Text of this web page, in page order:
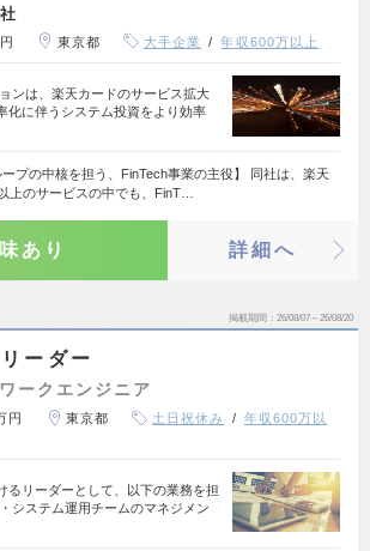
東京都 大手企業 年収600万以上
ンは、楽天カードのサービス拡大
化に伴うシステム投資をより効率
ープの中核を担う、FinTech事業の主役】 同社は、楽天
上のサービスの中でも、FinT…
あり 詳細へ
掲載期間 26/08/07～26/08/20
ーダー
ークエンジニア
円 東京都 土日祝休み
年収600万以
るリーダーとして、以下の業務を担
システム運用チームのマネジメン